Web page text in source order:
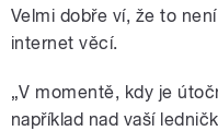
Velmi dobře ví, že to
internet věcí.
„V momentě, kdy je
například nad vaší